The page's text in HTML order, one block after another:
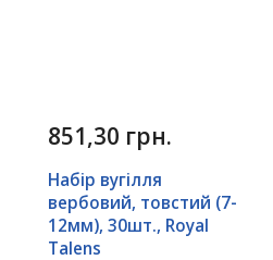
851,30 грн.
Набір вугілля
вербовий, товстий (7-
12мм), 30шт., Royal
Talens